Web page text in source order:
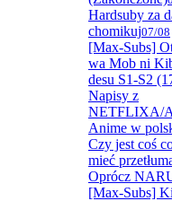
Hardsuby za
chomikuj07/08
[Max-Subs]
wa Mob ni
desu S1-S2
Napisy z
NETFLIXA/
Anime w
Czy jest coś
mieć
Oprócz
[Max-Subs]